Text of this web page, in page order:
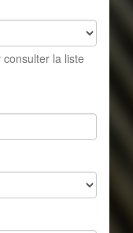
la liste